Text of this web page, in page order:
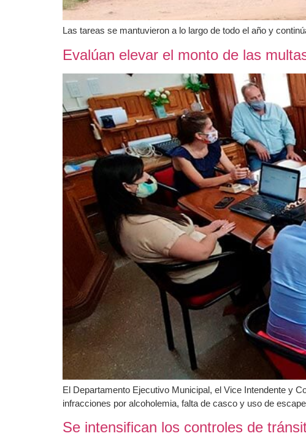
Las tareas se mantuvieron a lo largo de todo el año y
Evalúan elevar el monto de las
El Departamento Ejecutivo Municipal, el Vice Intendente y
infracciones por alcoholemia, falta de casco y uso de
Se intensifican los controles de